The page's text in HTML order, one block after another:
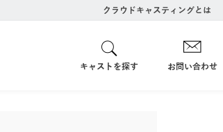
クラウドキャスティングとは
キャストを探す お問い合わせ